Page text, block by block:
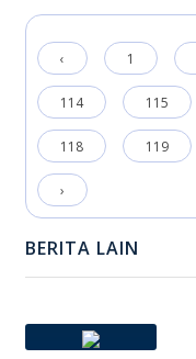
‹ 1
114 115
118 119
›
BERITA LAIN